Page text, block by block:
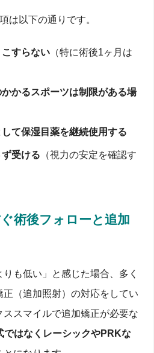
は以下の通りです。
すらない （特に術後1ヶ月は
かるスポーツは制限がある場
して保湿目薬を継続使用する
受ける （視力の安定を確認す
術後フォローと追加
も低い」と感じた場合、多く
（追加照射）の対応をしてい
ススマイルで追加矯正が必要な
ではなくレーシックやPRKな